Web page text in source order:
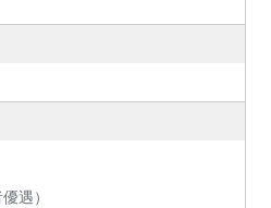
優遇）